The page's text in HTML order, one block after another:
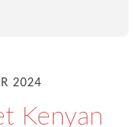
2024
Kenyan